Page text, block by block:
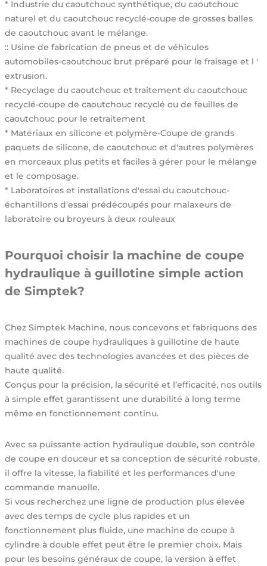
* Industrie du caoutchouc synthétique, du caoutchouc
naturel et du caoutchouc recyclé-coupe de grosses balles
de caoutchouc avant le mélange.
:: Usine de fabrication de pneus et de véhicules
automobiles-caoutchouc brut préparé pour le fraisage et l '
extrusion.
* Recyclage du caoutchouc et traitement du caoutchouc
recyclé-coupe de caoutchouc recyclé ou de feuilles de
caoutchouc pour le retraitement
* Matériaux en silicone et polymère-Coupe de grands
paquets de silicone, de caoutchouc et d'autres polymères
en morceaux plus petits et faciles à gérer pour le mélange
et le composage.
* Laboratoires et installations d'essai du caoutchouc-
échantillons d'essai prédécoupés pour malaxeurs de
laboratoire ou broyeurs à deux rouleaux
Pourquoi choisir la machine de coupe
hydraulique à guillotine simple action
de Simptek?
Chez Simptek Machine, nous concevons et fabriquons des
machines de coupe hydrauliques à guillotine de haute
qualité avec des technologies avancées et des pièces de
haute qualité.
Conçus pour la précision, la sécurité et l’efficacité, nos outils
à simple effet garantissent une durabilité à long terme
même en fonctionnement continu.
Avec sa puissante action hydraulique double, son contrôle
de coupe en douceur et sa conception de sécurité robuste,
il offre la vitesse, la fiabilité et les performances d'une
commande manuelle.
Si vous recherchez une ligne de production plus élevée
avec des temps de cycle plus rapides et un
fonctionnement plus fluide, une machine de coupe à
cylindre à double effet peut être le premier choix. Mais
pour les besoins généraux de coupe, la version à effet